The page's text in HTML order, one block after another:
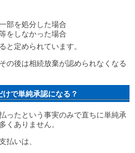
部を処分した場合
をしなかった場合
と定められています。
の後は相続放棄が認められなくなる
で単純承認になる？
ったという事実のみで直ちに単純承
くありません。
払いは、